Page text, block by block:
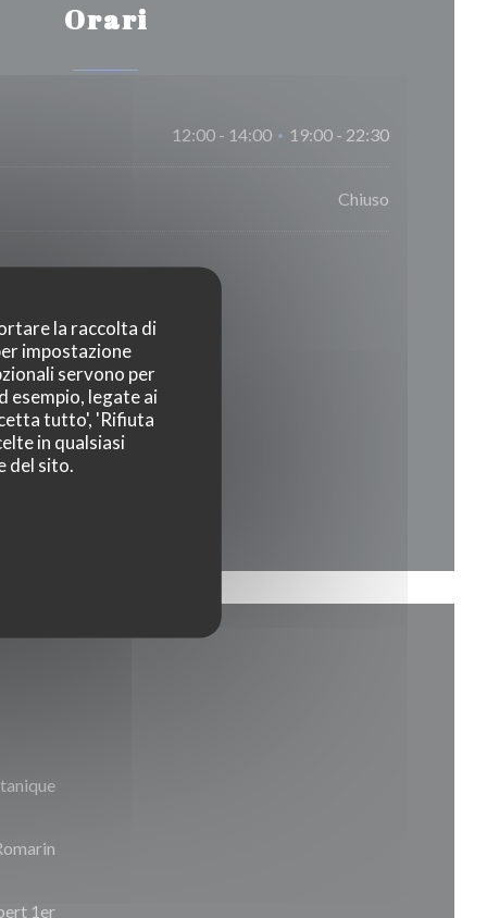
la raccolta di
impostazione
servono per
esempio, legate ai
tutto', 'Rifiuta
in qualsiasi
del sito.
Orari
12:00 - 14:00 • 19:00 - 22:30
Chiuso
1er